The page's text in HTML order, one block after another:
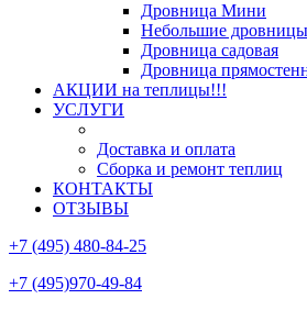
Дровница Мини
Небольшие дровницы
Дровница садовая
Дровница
АКЦИИ на теплицы!!!
УСЛУГИ
Доставка и оплата
Сборка и ремонт теплиц
КОНТАКТЫ
ОТЗЫВЫ
+7 (495) 480-84-25
+7 (495)970-49-84